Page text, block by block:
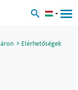
átnyúló
Elérhetőségek